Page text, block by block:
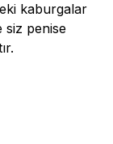
kaburgalar
siz penise